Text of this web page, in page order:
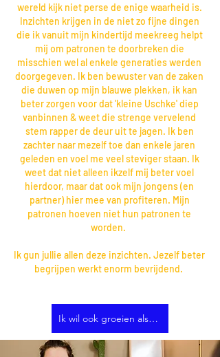
wereld kijk niet perse de enige waarheid is.
Inzichten krijgen in de niet zo fijne dingen
die ik vanuit mijn kindertijd meekreeg helpt
mij om patronen te doorbreken die
misschien wel al enkele generaties werden
doorgegeven. Ik ben bewuster van de zaken
die duwen op mijn blauwe plekken, ik kan
beter zorgen voor dat 'kleine Uschke' diep
vanbinnen & weet die strenge vervelend
stem rapper de deur uit te jagen. Ik ben
zachter naar mezelf toe dan enkele jaren
geleden en voel me veel steviger staan. Ik
weet dat niet alleen ikzelf mij beter voel
hierdoor, maar dat ook mijn jongens (en
partner) hier mee van profiteren. Mijn
patronen hoeven niet hun patronen te
worden.
Ik gun jullie allen deze inzichten. Jezelf beter
begrijpen werkt enorm bevrijdend.
Ik wil ook groeien als mens